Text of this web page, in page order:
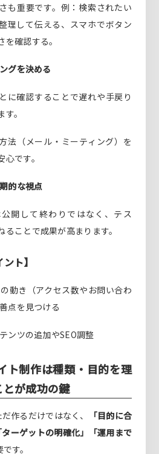
も重要です。例：検索されたい
理して伝える、スマホでボタン
を確認する。
グを決める
に確認することで遅れや手戻り
。
法（メール・ミーティング）を
です。
的な視点
開して終わりではなく、テス
ることで成果が高まります。
ト】
動き（アクセス数やお問い合わ
点を見つける
ンツの追加やSEO調整
ト制作は種類・目的を理
が成功の鍵
作るだけではなく、
「目的に合
ーゲットの明確化」「運用まで
す。